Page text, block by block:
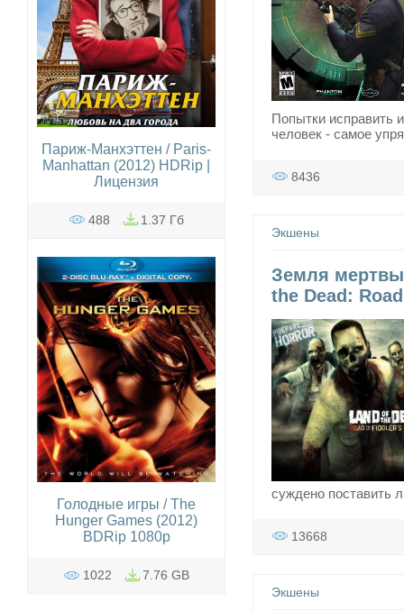
Попытки исправить
человек - самое
8436
Экшены
Земля
the Dead:
суждено поставить
13668
Экшены
Париж-Манхэттен / Paris-
Manhattan (2012) HDRip |
Лицензия
488 1.37 Гб
Голодные игры / The
Hunger Games (2012)
BDRip 1080p
1022 7.76 GB